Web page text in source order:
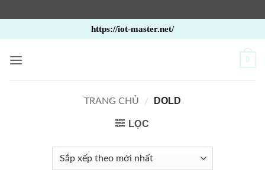
qua
nội
https://iot-master.net/
0
TRANG CHỦ / DOLD
LỌC